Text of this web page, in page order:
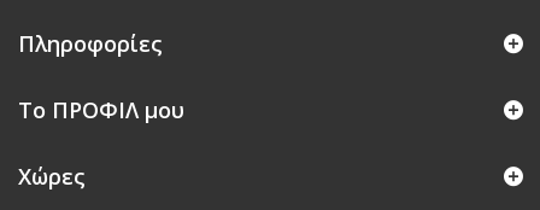
Πληροφορίες
Το ΠΡΟΦΙΛ μου
Χώρες